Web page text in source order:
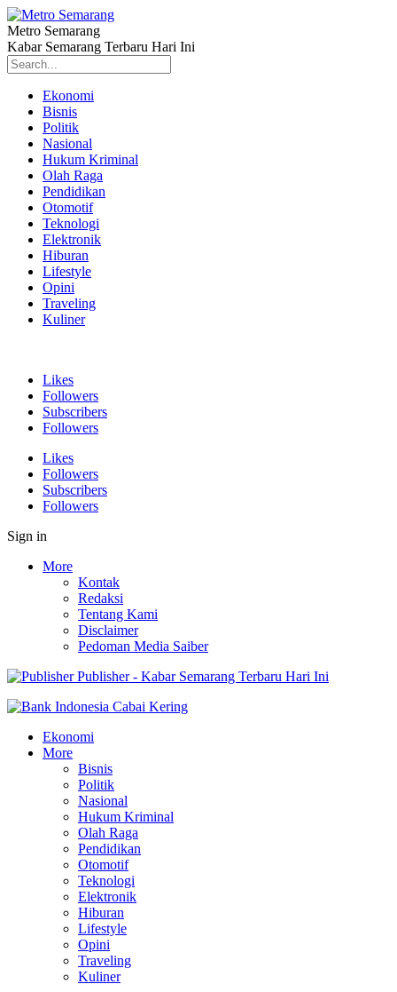
Metro Semarang
Kabar Semarang Terbaru Hari Ini
Ekonomi
Bisnis
Politik
Nasional
Hukum Kriminal
Olah Raga
Pendidikan
Otomotif
Teknologi
Elektronik
Hiburan
Lifestyle
Opini
Traveling
Kuliner
Likes
Followers
Subscribers
Followers
Likes
Followers
Subscribers
Followers
Sign in
More
Kontak
Redaksi
Tentang Kami
Disclaimer
Pedoman Media Saiber
Publisher - Kabar Semarang Terbaru Hari Ini
Ekonomi
More
Bisnis
Politik
Nasional
Hukum Kriminal
Olah Raga
Pendidikan
Otomotif
Teknologi
Elektronik
Hiburan
Lifestyle
Opini
Traveling
Kuliner